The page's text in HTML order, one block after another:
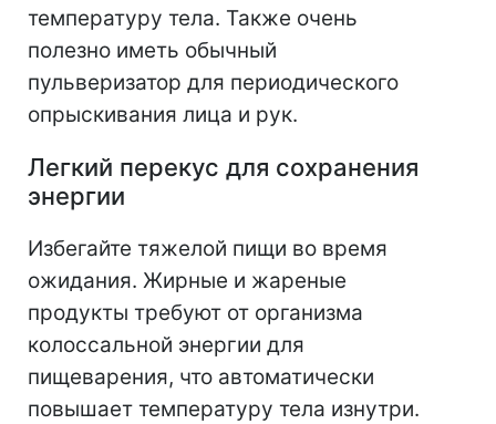
температуру тела. Также очень
полезно иметь обычный
пульверизатор для периодического
опрыскивания лица и рук.
Легкий перекус для сохранения
энергии
Избегайте тяжелой пищи во время
ожидания. Жирные и жареные
продукты требуют от организма
колоссальной энергии для
пищеварения, что автоматически
повышает температуру тела изнутри.